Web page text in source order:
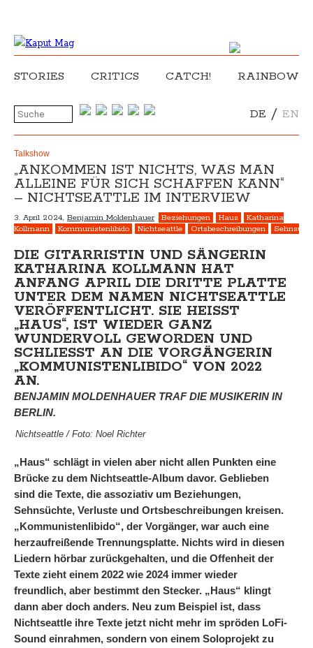
STORIES CRITICS CATCH! RAINBOW
DE / EN
Talkshow
„ANKOMMEN IST NICHTS, WAS MAN
ALLEINE FÜR SICH SCHAFFEN KANN“
– NICHTSEATTLE IM INTERVIEW
3. April 2024, Benjamin Moldenhauer Beziehungen Haus
Katharina
Kollmann
Kommunistenlibido Nichtseattle Ortsbeschreibungen
DIE GITARRISTIN UND SÄNGERIN
KATHARINA KOLLMANN HAT
ANFANG APRIL DIE DRITTE PLATTE
UNTER DEM NAMEN NICHTSEATTLE
VERÖFFENTLICHT. SIE HEISST „
HAUS“, IST WIEDER GANZ W
UNDERVOLL GEWORDEN UND S
CHLIESST AN DIE VORGÄNGERIN „K
OMMUNISTENLIBIDO“ VON 2022 AN
.
BENJAMIN MOLDENHAUER TRAF DIE MUSIKERIN IN
BERLIN.
Nichtseattle / Foto: Noel Richter
„Haus“ schlägt in vielen aber nicht allen Punkten eine
Brücke zu dem Nichtseattle-Album davor. Geblieben
sind die Texte, die assoziativ um Beziehungen,
Sehnsüchte, Verluste und Ortsbeschreibungen kreisen.
„Kommunistenlibido“, der Vorgänger, war auch eine
herzaufreißende Trennungsplatte. Nichts wird in diesen
Liedern hörbar zurückgehalten, und die Offenheit der
Texte zieht einem 2022 wie 2024 immer wieder
freundlich, aber bestimmt den Stecker. „Haus“ klingt
dann aber doch anders. Neu zum Beispiel ist, dass
Nichtseattle ihre Texte jetzt nicht mehr im spröden LoFi-
Sound einrahmen, sondern von einem Soloprojekt zu